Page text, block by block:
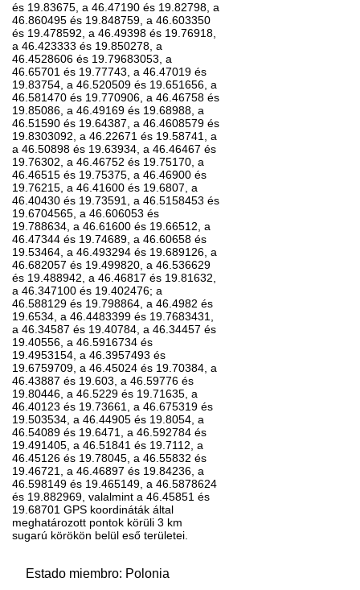
és 19.83675, a 46.47190 és 19.82798, a
46.860495 és 19.848759, a 46.603350
és 19.478592, a 46.49398 és 19.76918,
a 46.423333 és 19.850278, a
46.4528606 és 19.79683053, a
46.65701 és 19.77743, a 46.47019 és
19.83754, a 46.520509 és 19.651656, a
46.581470 és 19.770906, a 46.46758 és
19.85086, a 46.49169 és 19.68988, a
46.51590 és 19.64387, a 46.4608579 és
19.8303092, a 46.22671 és 19.58741, a
a 46.50898 és 19.63934, a 46.46467 és
19.76302, a 46.46752 és 19.75170, a
46.46515 és 19.75375, a 46.46900 és
19.76215, a 46.41600 és 19.6807, a
46.40430 és 19.73591, a 46.5158453 és
19.6704565, a 46.606053 és
19.788634, a 46.61600 és 19.66512, a
46.47344 és 19.74689, a 46.60658 és
19.53464, a 46.493294 és 19.689126, a
46.682057 és 19.499820, a 46.536629
és 19.488942, a 46.46817 és 19.81632,
a 46.347100 és 19.402476; a
46.588129 és 19.798864, a 46.4982 és
19.6534, a 46.4483399 és 19.7683431,
a 46.34587 és 19.40784, a 46.34457 és
19.40556, a 46.5916734 és
19.4953154, a 46.3957493 és
19.6759709, a 46.45024 és 19.70384, a
46.43887 és 19.603, a 46.59776 és
19.80446, a 46.5229 és 19.71635, a
46.40123 és 19.73661, a 46.675319 és
19.503534, a 46.44905 és 19.8054, a
46.54089 és 19.6471, a 46.592784 és
19.491405, a 46.51841 és 19.7112, a
46.45126 és 19.78045, a 46.55832 és
19.46721, a 46.46897 és 19.84236, a
46.598149 és 19.465149, a 46.5878624
és 19.882969, valalmint a 46.45851 és
19.68701 GPS koordináták által
meghatározott pontok körüli 3 km
sugarú körökön belül eső területei.
Estado miembro: Polonia